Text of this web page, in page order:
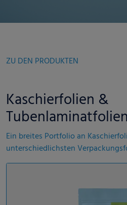
ZU DEN PRODUKTEN
Kaschierfolien &
Tubenlaminatfolien
Ein breites Portfolio an
unterschiedlichsten